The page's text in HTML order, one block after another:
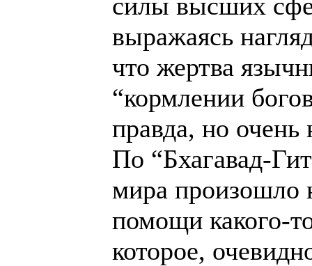
выражаясь
что жертва
“кормлении
правда, но
По “Бхагавад-
мира произошло
помощи какого-
которое,